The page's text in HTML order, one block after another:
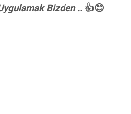
Bizden .. 👍😊